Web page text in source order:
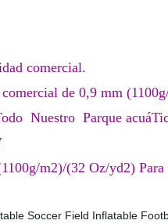
comercial.
de 0,9 mm
Nuestro Parque
m2)/(32 Oz/yd2)